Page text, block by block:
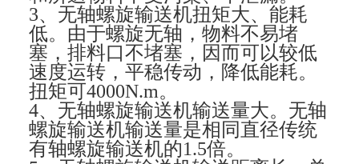
3、无轴螺旋输送机扭矩大、能耗
低。由于螺旋无轴，物料不易堵
塞，排料口不堵塞，因而可以较低
速度运转，平稳传动，降低能耗。
扭矩可4000N.m。
4、无轴螺旋输送机输送量大。无轴
螺旋输送机输送量是相同直径传统
有轴螺旋输送机的1.5倍。